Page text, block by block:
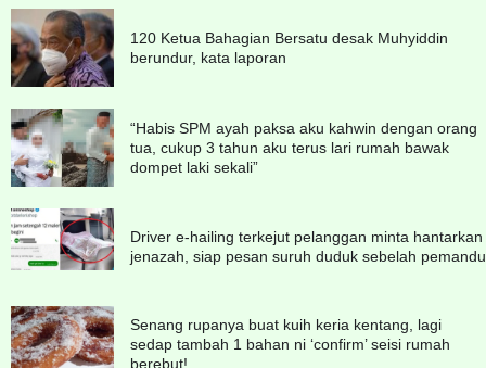
120 Ketua Bahagian Bersatu desak Muhyiddin
berundur, kata laporan
“Habis SPM ayah paksa aku kahwin dengan orang
tua, cukup 3 tahun aku terus lari rumah bawak
dompet laki sekali”
Driver e-hailing terkejut pelanggan minta hantarkan
jenazah, siap pesan suruh duduk sebelah pemandu
Senang rupanya buat kuih keria kentang, lagi
sedap tambah 1 bahan ni ‘confirm’ seisi rumah
berebut!